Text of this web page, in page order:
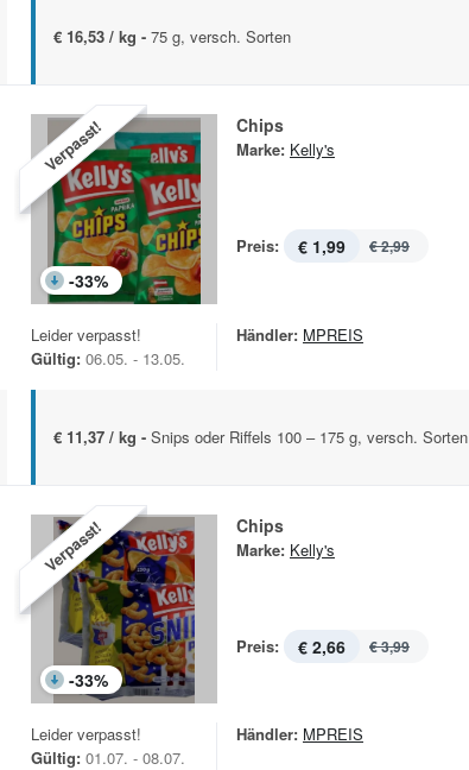
€ 16,53 / kg - 75 g, versch. Sorten
Verpasst!
-33%
Chips
Marke: Kelly's
Preis: € 1,99 € 2,99
Leider verpasst!
Gültig: 06.05. - 13.05.
Händler: MPREIS
€ 11,37 / kg - Snips oder Riffels 100 – 175 g, versch. Sorten
Verpasst!
-33%
Chips
Marke: Kelly's
Preis: € 2,66 € 3,99
Leider verpasst!
Gültig: 01.07. - 08.07.
Händler: MPREIS